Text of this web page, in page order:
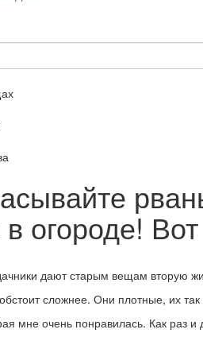
огороде!
дают старым вещам вторую
сложнее. Они плотные, их
мне очень понравилась. Как